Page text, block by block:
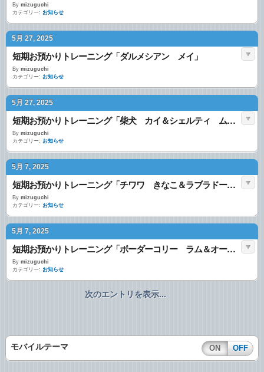
By mizuguchi
カテゴリー: お知らせ
5月 27, 2025
短期お預かりトレーニング「ダルメシアン メイ」
By mizuguchi
カテゴリー: お知らせ
5月 27, 2025
短期お預かりトレーニング「柴犬 カイ＆シェルティ ムギ＆ボーダーコリー ラム」
By mizuguchi
カテゴリー: お知らせ
5月 7, 2025
短期お預かりトレーニング「チワワ きなこ＆ラブラドールレトリバー フィガロ＆ゼロ＆ボーダーコリー ラム」
By mizuguchi
カテゴリー: お知らせ
5月 7, 2025
短期お預かりトレーニング「ボーダーコリー ラム＆オーストラリアンシェパード ポップ」
By mizuguchi
カテゴリー: お知らせ
次のエントリを表示...
モバイルテーマ ON OFF